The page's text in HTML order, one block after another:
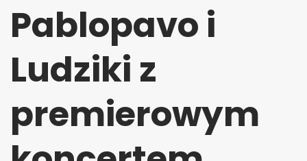
Pablopavo i
Ludziki z
premierowym